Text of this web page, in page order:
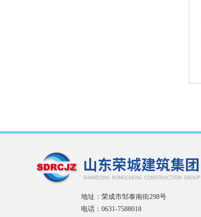
地址：荣成市邹泰南街298号
电话：0631-7588018